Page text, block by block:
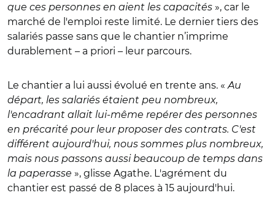
que ces personnes en aient les capacités », car le
marché de l'emploi reste limité. Le dernier tiers des
salariés passe sans que le chantier n’imprime
durablement – a priori – leur parcours.
Le chantier a lui aussi évolué en trente ans. « Au
départ, les salariés étaient peu nombreux,
l'encadrant allait lui-même repérer des personnes
en précarité pour leur proposer des contrats. C'est
différent aujourd'hui, nous sommes plus nombreux,
mais nous passons aussi beaucoup de temps dans
la paperasse », glisse Agathe. L'agrément du
chantier est passé de 8 places à 15 aujourd'hui.